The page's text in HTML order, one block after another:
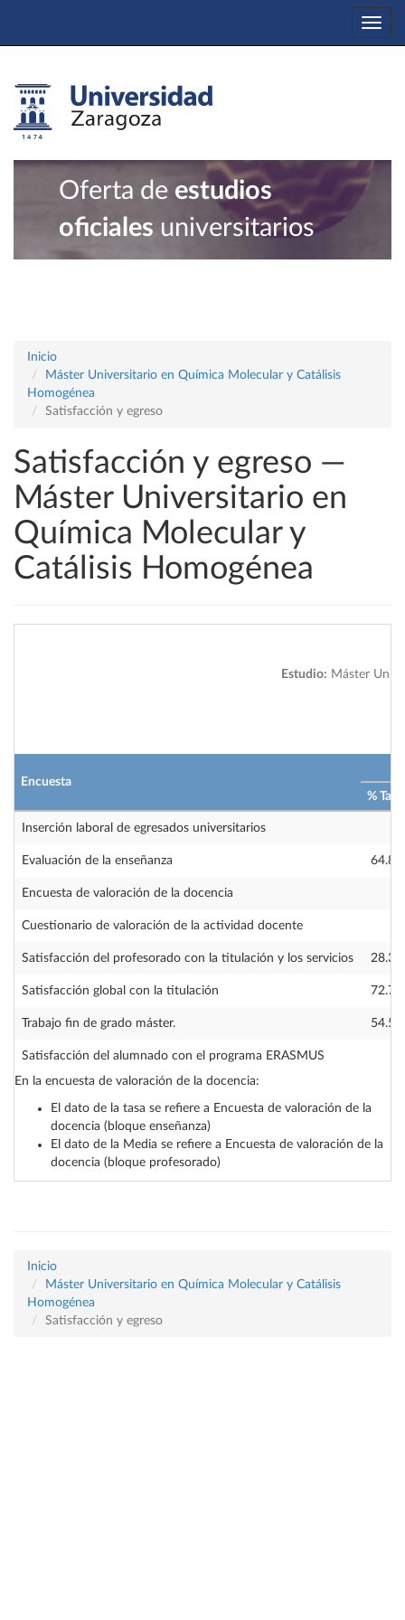
Oferta de estudios
oficiales universitarios
Inicio
Máster Universitario en Química Molecular y Catálisis
Homogénea
Satisfacción y egreso
Satisfacción y egreso —
Máster Universitario en
Química Molecular y
Catálisis Homogénea
Estudio: Máster
Encuesta
% Tasa
Inserción laboral de egresados universitarios
Evaluación de la enseñanza 64.81
Encuesta de valoración de la docencia
Cuestionario de valoración de la actividad docente
Satisfacción del profesorado con la titulación y los servicios 28.30
Satisfacción global con la titulación 72.70
Trabajo fin de grado máster. 54.50
Satisfacción del alumnado con el programa ERASMUS
En la encuesta de valoración de la docencia:
El dato de la tasa se refiere a Encuesta de valoración de la
docencia (bloque enseñanza)
El dato de la Media se refiere a Encuesta de valoración de la
docencia (bloque profesorado)
Inicio
Máster Universitario en Química Molecular y Catálisis
Homogénea
Satisfacción y egreso